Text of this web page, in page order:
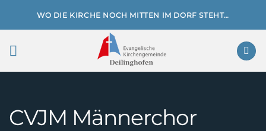
WO DIE KIRCHE NOCH MITTEN IM DORF STEHT…
CVJM Männerchor